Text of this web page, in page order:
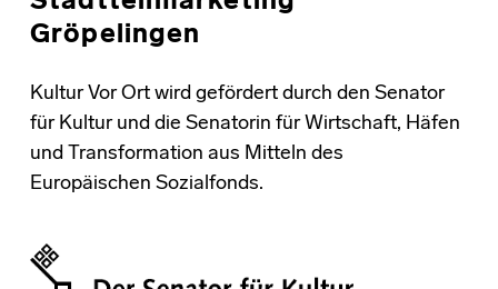
Gröpelingen
Kultur Vor Ort wird gefördert durch den Senator
für Kultur und die Senatorin für Wirtschaft, Häfen
und Transformation aus Mitteln des
Europäischen Sozialfonds.